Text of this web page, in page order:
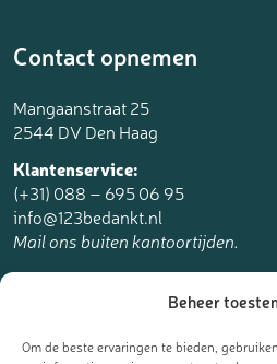
Beheer
Om de beste ervaringen te bieden,
Contact opnemen
Mangaanstraat 25
2544 DV Den Haag
Klantenservice:
(+31) 088 – 695 06 95
info@123bedankt.nl
Mail ons buiten kantoortijden.
123bedankt.nl is een onderdeel van